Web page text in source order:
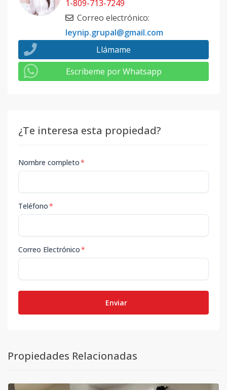
1-809-713-7249
Correo electrónico:
leynip.grupal@gmail.com
Llámame
Escribeme por Whatsapp
¿Te interesa esta propiedad?
Nombre completo*
Teléfono*
Correo Electrónico*
Enviar
Propiedades Relacionadas